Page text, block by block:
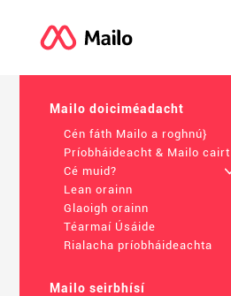
Mailo doiciméadacht
Cén fáth Mailo a roghnú}
Príobháideacht & Mailo cairt
Cé muid?
+
Lean orainn
Glaoigh orainn
Téarmaí Úsáide
Rialacha príobháideachta
Mailo seirbhísí